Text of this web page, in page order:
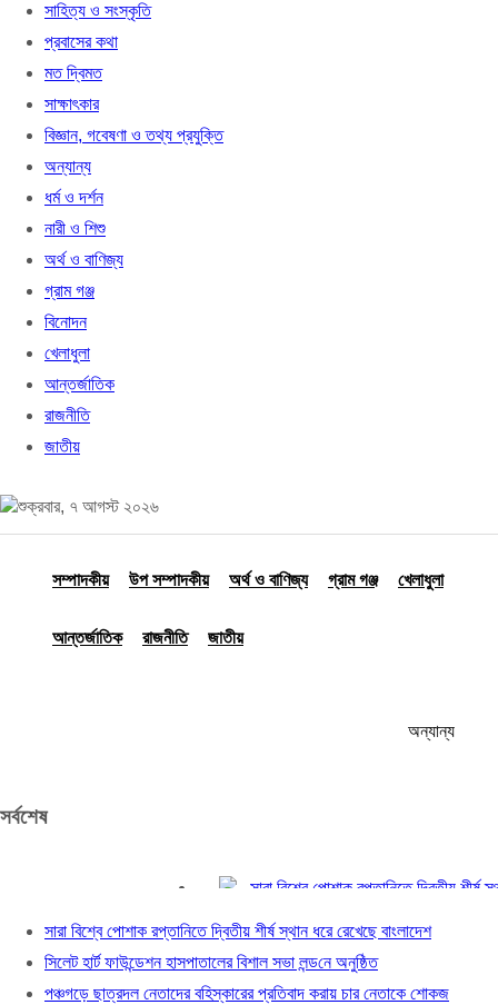
সাহিত্য ও সংস্কৃতি
প্রবাসের কথা
মত দ্বিমত
সাক্ষাৎকার
বিজ্ঞান, গবেষণা ও তথ্য প্রযুক্তি
অন্যান্য
ধর্ম ও দর্শন
নারী ও শিশু
অর্থ ও বাণিজ্য
গ্রাম গঞ্জ
বিনোদন
খেলাধুলা
আন্তর্জাতিক
রাজনীতি
জাতীয়
শুক্রবার, ৭ আগস্ট ২০২৬
সম্পাদকীয় উপ সম্পাদকীয় অর্থ ও বাণিজ্য গ্রাম গঞ্জ খেলাধুলা
আন্তর্জাতিক রাজনীতি জাতীয়
অন্যান্য
সর্বশেষ
সারা বিশ্বে পোশাক রপ্তানিতে দ্বিতীয় শীর্ষ স্থান
সিলেট হার্ট ফাউন্ডেশন হাসপাতালের বিশাল সভা
পঞ্চগড়ে ছাত্রদল নেতাদের বহিস্কারের প্রতিবাদ
আশ্রয়কেন্দ্রে যাচ্ছে ফেনীর মানুষ
সারা বিশ্বে পোশাক রপ্তানিতে দ্বিতীয় শীর্ষ স্থান ধরে রেখেছে বাংলাদেশ
সিলেট হার্ট ফাউন্ডেশন হাসপাতালের বিশাল সভা লন্ড‌নে অনুষ্ঠিত
পঞ্চগড়ে ছাত্রদল নেতাদের বহিস্কারের প্রতিবাদ করায় চার নেতাকে শোকজ